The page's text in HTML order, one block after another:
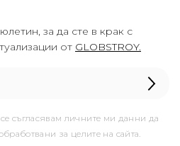
за да сте в крак с
от GLOBSTROY.
съгласявам личните ми данни да
за целите на сайта.